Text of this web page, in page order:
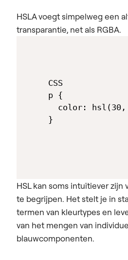
HSLA voegt simpelweg een
transparantie, net als RGBA.
CSS
p {
color:
}
HSL kan soms intuïtiever zijn
te begrijpen. Het stelt je in
termen van kleurtypes en
van het mengen van
blauwcomponenten.